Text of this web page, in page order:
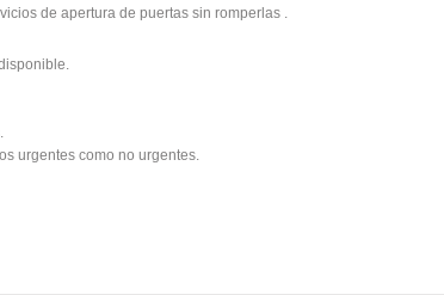
de apertura de puertas sin romperlas .
urgentes como no urgentes.